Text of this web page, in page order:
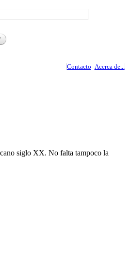
Contacto Acerca de...
siglo XX. No falta tampoco la